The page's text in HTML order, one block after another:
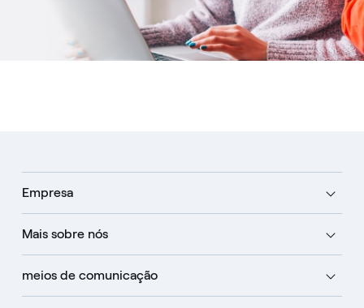
Empresa
Mais sobre nós
meios de comunicação